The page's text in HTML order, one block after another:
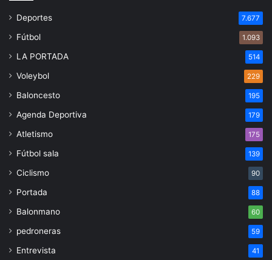
Deportes 7.677
Fútbol 1.093
LA PORTADA 514
Voleybol 229
Baloncesto 195
Agenda Deportiva 179
Atletismo 175
Fútbol sala 139
Ciclismo 90
Portada 88
Balonmano 60
pedroneras 59
Entrevista 41